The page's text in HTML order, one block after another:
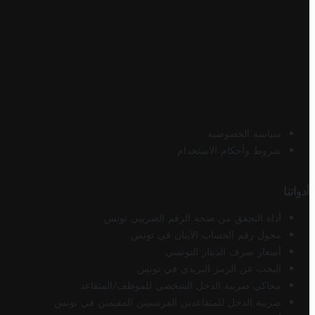
سياسة الخصوصية
شروط وأحكام الاستخدام
أدواتنا
أداة التحقق من صحة الرقم الضريبي تونس
محول رقم الحساب الآيبان في تونس
أسعار صرف الدينار التونسي
البحث عن الرمز البريدي في تونس
محاكي ضريبة الدخل الشخصي للموظف/المتقاعد
ضريبة الدخل للمتقاعدين الفرنسيين المقيمين في تونس